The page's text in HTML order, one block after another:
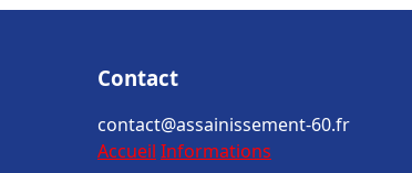
Contact
contact@assainissement-60.fr
Accueil Informations